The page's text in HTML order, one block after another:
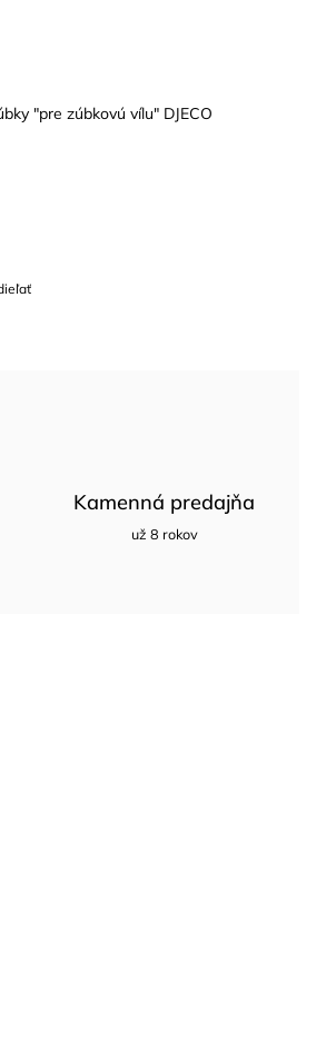
"pre zúbkovú vílu" DJECO
Kamenná predajňa
už 8 rokov